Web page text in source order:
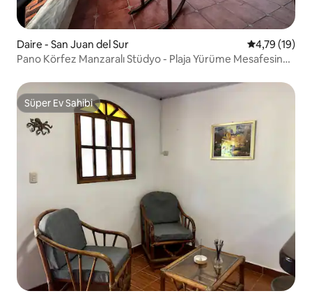
Daire - San Juan del Sur 5 üzerinden
4,79 (19)
Pano Körfez Manzaralı Stüdyo - Plaja Yürüme Mesafesinde
Süper Ev Sahibi
Süper Ev Sahibi